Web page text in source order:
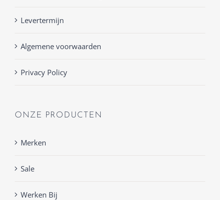
Levertermijn
Algemene voorwaarden
Privacy Policy
ONZE PRODUCTEN
Merken
Sale
Werken Bij